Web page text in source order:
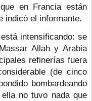
en Francia están
indicó el informante.
intensificando: se
Allah y Arabia
refinerías fuera
(de cinco
bombardeando
no tuvo nada que